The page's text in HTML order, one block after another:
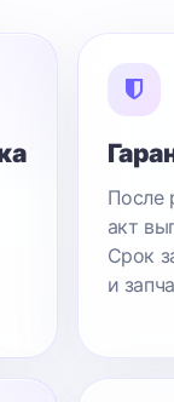
После
акт
Срок
и